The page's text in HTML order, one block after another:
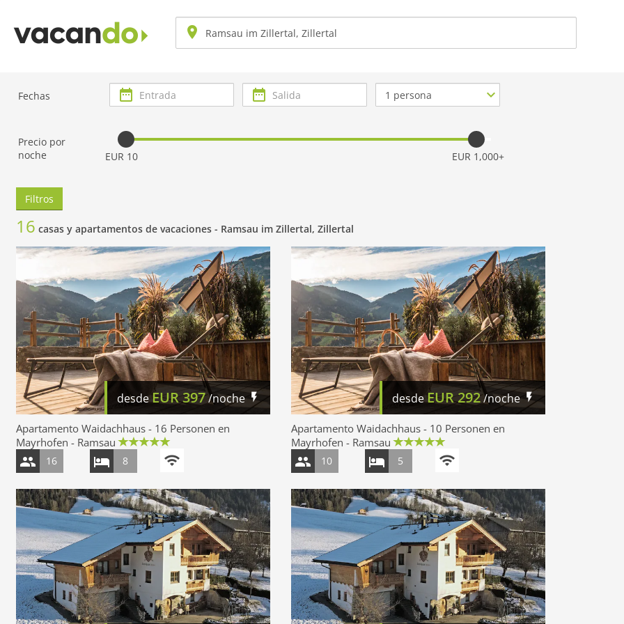
Fechas
Entrada Salida
de
Precio por
noche
EUR 10 EUR 1,000+
Filtros
16 casas y apartamentos de vacaciones - Ramsau im Zillertal, Zillertal
desdeEUR397/noche
Apartamento Waidachhaus - 16 Personen en
Mayrhofen - Ramsau
16 8
desdeEUR292/noche
Apartamento Waidachhaus - 10 Personen en
Mayrhofen - Ramsau
10 5